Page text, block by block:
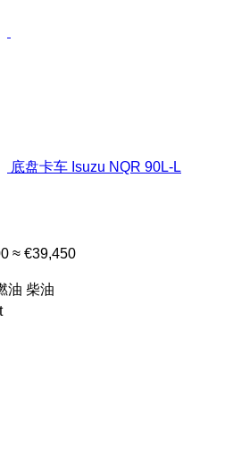
底盘卡车 Isuzu NQR 90L-L
≈ €39,450
油 柴油